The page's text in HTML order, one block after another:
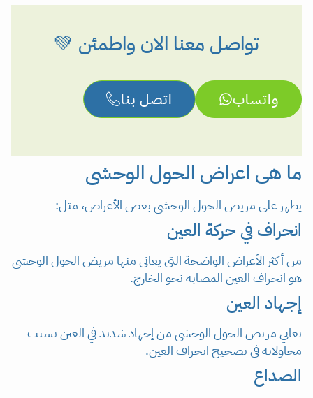
تواصل معنا الان واطمئن 💚
واتساب اتصل بنا
ما هى اعراض الحول الوحشى
يظهر على مريض الحول الوحشى بعض الأعراض، مثل:
انحراف في حركة العين
من أكثر الأعراض الواضحة التي يعاني منها مريض الحول الوحشى
هو انحراف العين المصابة نحو الخارج.
إجهاد العين
يعاني مريض الحول الوحشى من إجهاد شديد في العين بسبب
محاولاته في تصحيح انحراف العين.
الصداع